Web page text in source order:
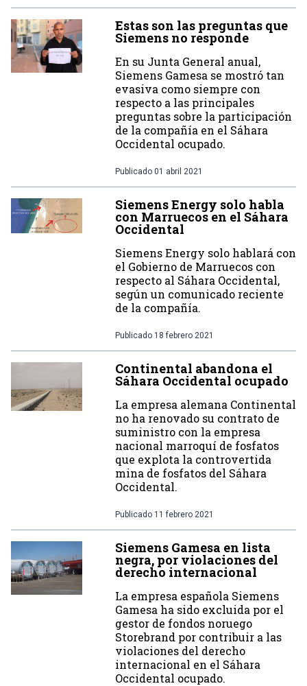
Estas son las preguntas que
Siemens no responde
En su Junta General anual,
Siemens Gamesa se mostró tan
evasiva como siempre con
respecto a las principales
preguntas sobre la participación
de la compañía en el Sáhara
Occidental ocupado.
Publicado 01 abril 2021
Siemens Energy solo habla
con Marruecos en el Sáhara
Occidental
Siemens Energy solo hablará con
el Gobierno de Marruecos con
respecto al Sáhara Occidental,
según un comunicado reciente
de la compañía.
Publicado 18 febrero 2021
Continental abandona el
Sáhara Occidental ocupado
La empresa alemana Continental
no ha renovado su contrato de
suministro con la empresa
nacional marroquí de fosfatos
que explota la controvertida
mina de fosfatos del Sáhara
Occidental.
Publicado 11 febrero 2021
Siemens Gamesa en lista
negra, por violaciones del
derecho internacional
La empresa española Siemens
Gamesa ha sido excluida por el
gestor de fondos noruego
Storebrand por contribuir a las
violaciones del derecho
internacional en el Sáhara
Occidental ocupado.